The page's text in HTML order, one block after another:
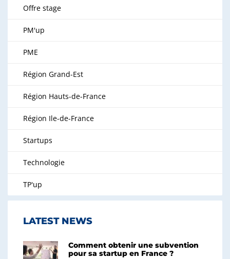
Offre stage
PM'up
PME
Région Grand-Est
Région Hauts-de-France
Région Ile-de-France
Startups
Technologie
TP'up
LATEST NEWS
Comment obtenir une subvention
pour sa startup en France ?